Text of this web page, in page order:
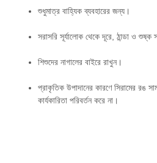
শুধুমাত্র বাহ্যিক ব্যবহারের জন্য।
সরাসরি সূর্যালোক থেকে দূরে, ঠান্ডা ও শুষ্ক
শিশুদের নাগালের বাইরে রাখুন।
প্রাকৃতিক উপাদানের কারণে সিরামের রঙ
কার্যকারিতা পরিবর্তন করে না।